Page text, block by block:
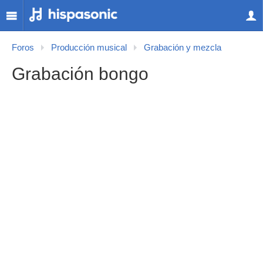
Foros Producción musical Grabación y mezcla
Grabación bongo